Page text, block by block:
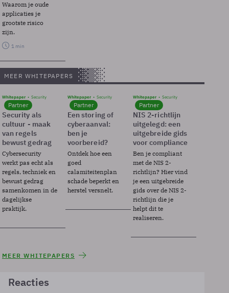
Waarom je oude
applicaties je
grootste risico
zijn.
1 min
MEER WHITEPAPERS
Whitepaper Security
Partner
Security als
cultuur - maak
van regels
bewust gedrag
Cybersecurity
werkt pas echt als
regels, techniek en
bewust gedrag
samenkomen in de
dagelijkse
praktijk.
Whitepaper Security
Partner
Een storing of
cyberaanval:
ben je
voorbereid?
Ontdek hoe een
goed
calamiteitenplan
schade beperkt en
herstel versnelt.
Whitepaper Security
Partner
NIS 2-richtlijn
uitgelegd: een
uitgebreide gids
voor compliance
Ben je compliant
met de NIS 2-
richtlijn? Hier vind
je een uitgebreide
gids over de NIS 2-
richtlijn die je
helpt dit te
realiseren.
MEER WHITEPAPERS
Reacties